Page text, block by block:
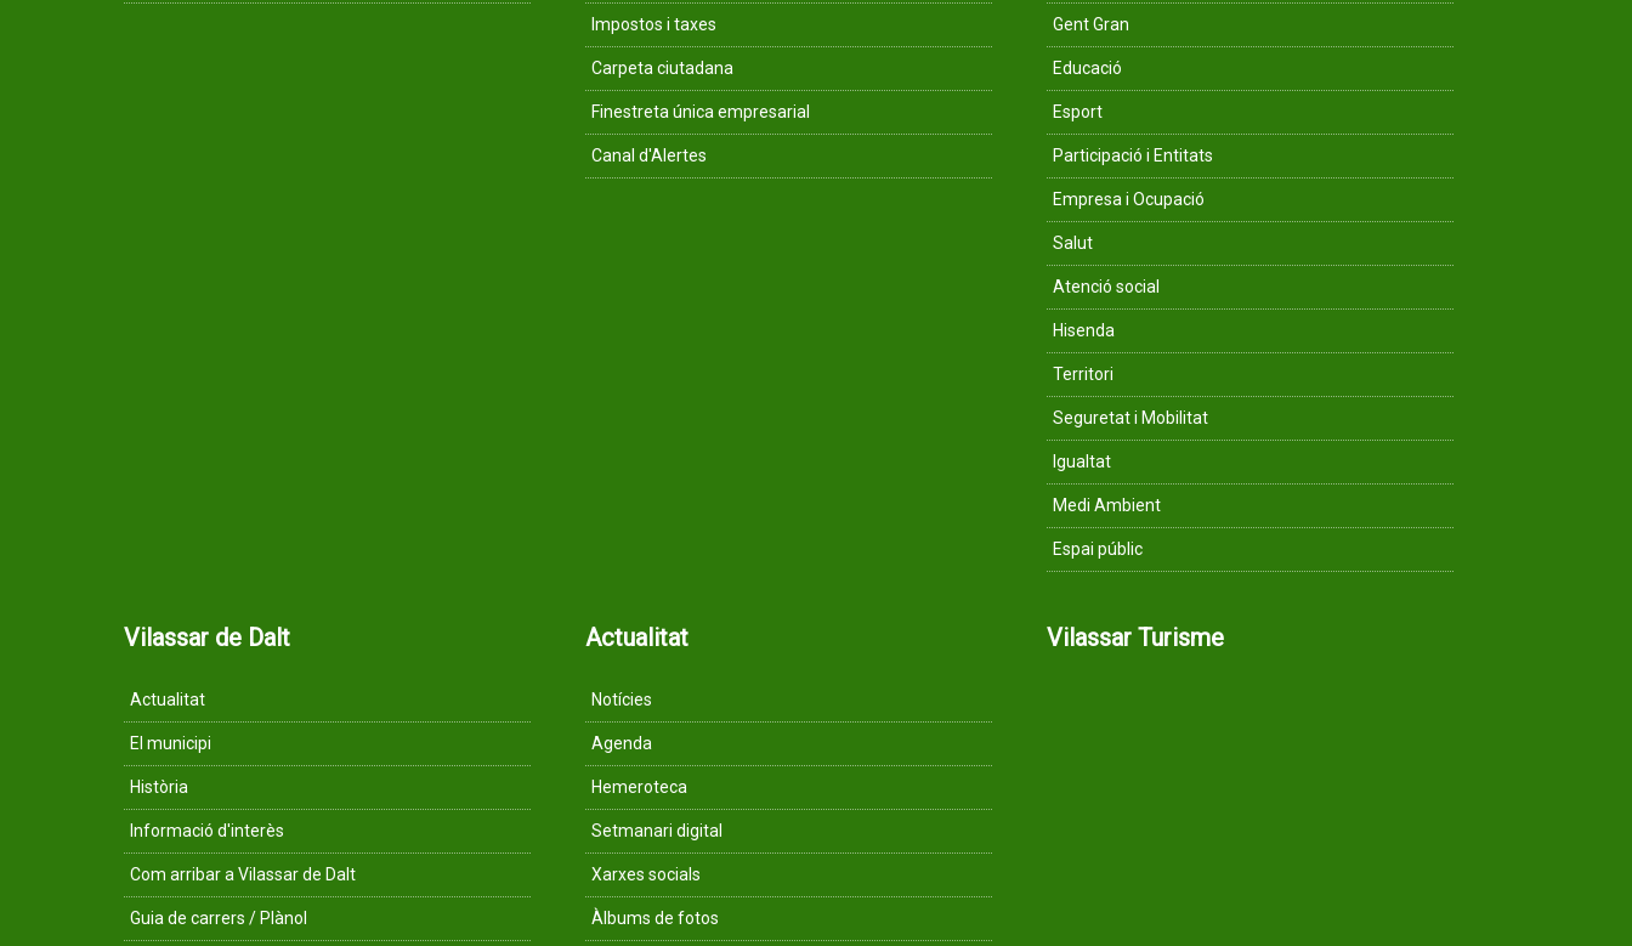
Impostos i taxes
Carpeta ciutadana
Finestreta única empresarial
Canal d'Alertes
Gent Gran
Educació
Esport
Participació i Entitats
Empresa i Ocupació
Salut
Atenció social
Hisenda
Territori
Seguretat i Mobilitat
Igualtat
Medi Ambient
Espai públic
Vilassar de Dalt
Actualitat
El municipi
Història
Informació d'interès
Com arribar a Vilassar de Dalt
Guia de carrers / Plànol
Actualitat
Notícies
Agenda
Hemeroteca
Setmanari digital
Xarxes socials
Àlbums de fotos
Vilassar Turisme